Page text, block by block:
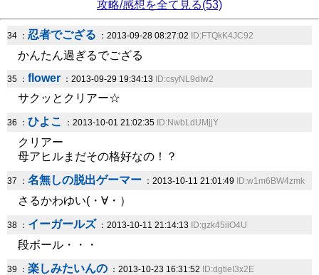
攻略/感想を全て見る(53)
34 ： 忍者でござる ：2013-09-28 08:27:02 ID:FTQkK4JC92
かんたん過ぎるでござる
35 ： flower ：2013-09-29 19:34:13 ID:csyNL9dIw2
サクッとクリアー☆
36 ： ひよこ ：2013-10-01 21:02:35 ID:NwbLdUMjjY
クリアー
母アヒルまだその格好なの！？
37 ： 名無しの脱出ゲーマー ：2013-10-11 21:01:49 ID:w1m6BW4zmk
さるかわゆい(・∀・）
38 ： イーガールズ ：2013-10-11 21:14:13 ID:gzk45iiO4U
段ボール・・・
39 ： 楽しみたいんの ：2013-10-23 16:31:52 ID:dgtieI3x2E